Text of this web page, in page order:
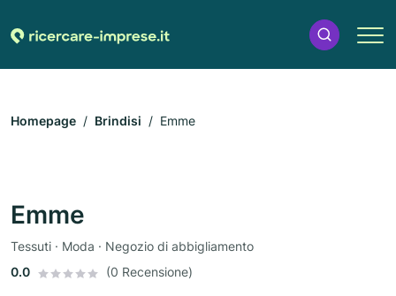
Homepage Brindisi Emme
Emme
Tessuti · Moda · Negozio di abbigliamento
0.0
(0 Recensione)